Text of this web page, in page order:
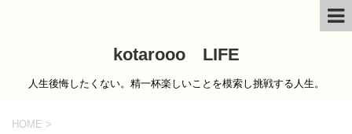
kotarooo LIFE
人生後悔したくない。精一杯楽しいことを模索し挑戦する人生。
HOME >